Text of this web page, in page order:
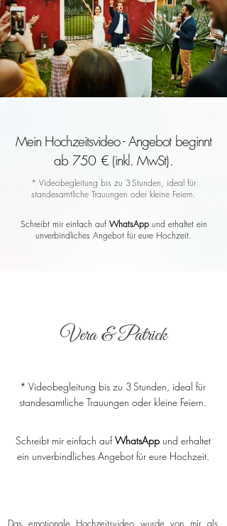
Mein Hochzeitsvideo - Angebot beginnt
ab 750 € (inkl. MwSt).
* Videobegleitung bis zu 3 Stunden, ideal für
standesamtliche Trauungen oder kleine Feiern.
Schreibt mir einfach auf WhatsAppund erhaltet ein
unverbindliches Angebot für eure Hochzeit.
Vera & Patrick
* Videobegleitung bis zu 3 Stunden, ideal für
standesamtliche Trauungen oder kleine Feiern.
Schreibt mir einfach aufWhatsAppund erhaltet
ein unverbindliches Angebot für eure Hochzeit.
Das emotionale Hochzeitsvideo wurde von mir als